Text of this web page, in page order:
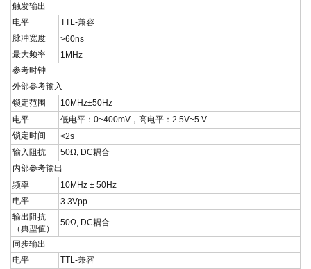
触发输出
电平
TTL-兼容
脉冲宽度
>60ns
最大频率
1MHz
参考时钟
外部参考输入
锁定范围
10MHz±50Hz
电平
低电平： 0~400mV ，高电平： 2.5V~5 V
锁定时间
<2s
输入阻抗
50Ω, DC耦合
内部参考输出
频率
10MHz ± 50Hz
电平
3.3Vpp
输出阻抗
（典型值）
50Ω, DC耦合
同步输出
电平
TTL-兼容